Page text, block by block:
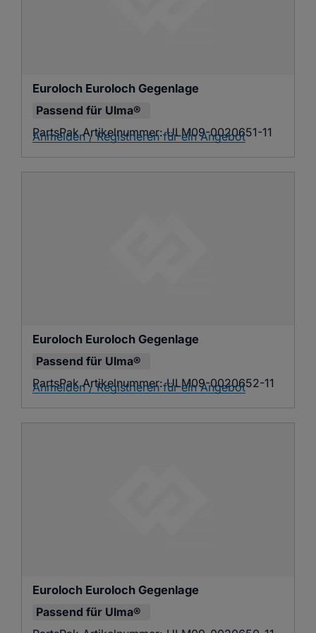
Euroloch Euroloch Gegenlage
Passend für Ulma®
PartsPak Artikelnummer:ULM09-0020651-11
Anmelden / Registrieren für ein Angebot
Euroloch Euroloch Gegenlage
Passend für Ulma®
PartsPak Artikelnummer:ULM09-0020652-11
Anmelden / Registrieren für ein Angebot
Euroloch Euroloch Gegenlage
Passend für Ulma®